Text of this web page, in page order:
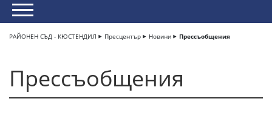
РАЙОНЕН СЪД - КЮСТЕНДИЛ Пресцентър Новини Прессъобщения
Прессъобщения